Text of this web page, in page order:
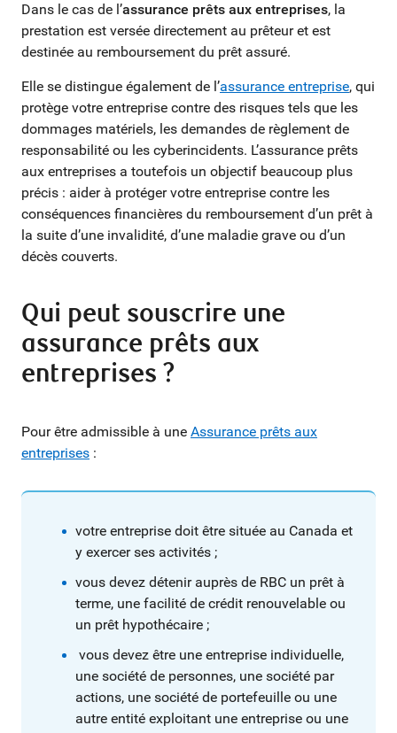
Dans le cas de l’assurance prêts aux entreprises, la
prestation est versée directement au prêteur et est
destinée au remboursement du prêt assuré.
Elle se distingue également de l’assurance entreprise, qui
protège votre entreprise contre des risques tels que les
dommages matériels, les demandes de règlement de
responsabilité ou les cyberincidents. L’assurance prêts
aux entreprises a toutefois un objectif beaucoup plus
précis : aider à protéger votre entreprise contre les
conséquences financières du remboursement d’un prêt à
la suite d’une invalidité, d’une maladie grave ou d’un
décès couverts.
Qui peut souscrire une
assurance prêts aux
entreprises ?
Pour être admissible à une Assurance prêts aux
entreprises :
votre entreprise doit être située au Canada et
y exercer ses activités ;
vous devez détenir auprès de RBC un prêt à
terme, une facilité de crédit renouvelable ou
un prêt hypothécaire ;
vous devez être une entreprise individuelle,
une société de personnes, une société par
actions, une société de portefeuille ou une
autre entité exploitant une entreprise ou une